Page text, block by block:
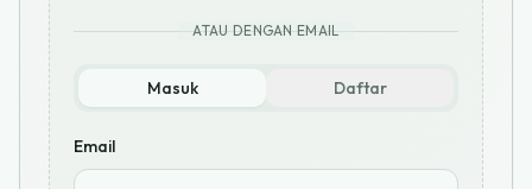
ATAU DENGAN EMAIL
Masuk Daftar
Email